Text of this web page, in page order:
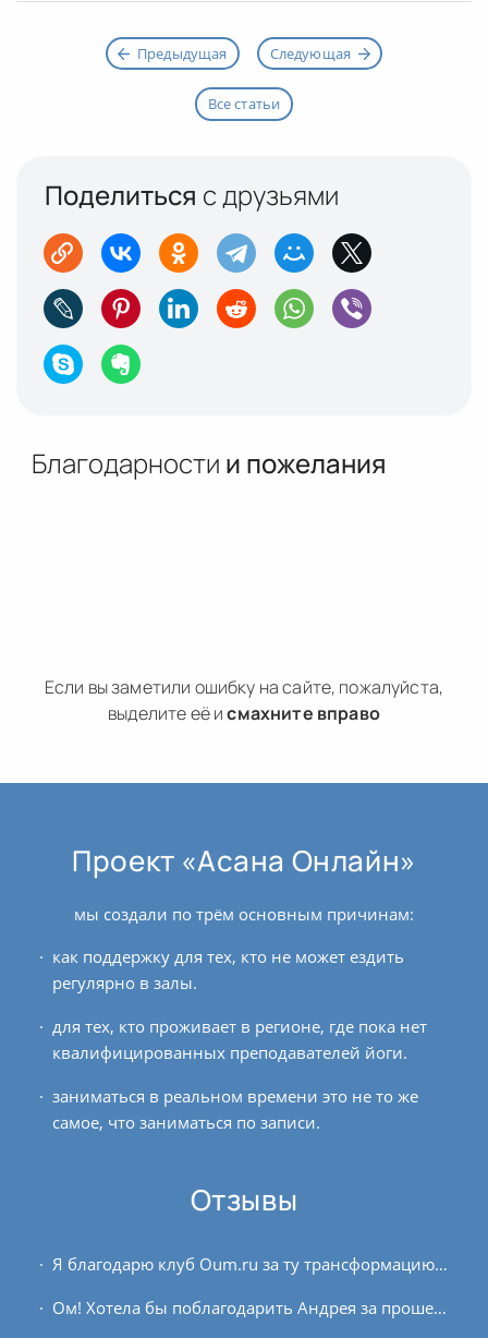
Предыдущая Следующая
Все статьи
Поделиться с друзьями
Благодарности и пожелания
Если вы заметили ошибку на сайте, пожалуйста,
выделите её исмахните вправо
Проект «Асана Онлайн»
мы создали по трём основным причинам:
как поддержку для тех, кто не может ездить
регулярно в залы.
для тех, кто проживает в регионе, где пока нет
квалифицированных преподавателей йоги.
заниматься в реальном времени это не то же
самое, что заниматься по записи.
Отзывы
Я благодарю клуб Oum.ru за ту трансформацию, которую претерпело моё сознание за время обучения. Многие вещи стали понятны. Многие эмоции остались в прошлом. Такое ощущение,...
Ом! Хотела бы поблагодарить Андрея за прошедший курс по пранаяме и медитации. Я из города Алматы, из-за разницы во времени занималась утром по записи на следующий день. Тем не...